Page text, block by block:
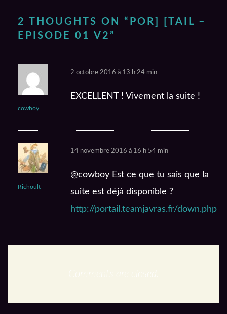
2 THOUGHTS ON “ POR] [TAIL –
EPISODE 01 V2 ”
cowboy
2 octobre 2016 à 13 h 24 min
EXCELLENT ! Vivement la suite !
Richoult
14 novembre 2016 à 16 h 54 min
@cowboy Est ce que tu sais que la
suite est déjà disponible ?
http://portail.teamjavras.fr/down.php